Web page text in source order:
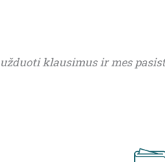
klausimus ir mes